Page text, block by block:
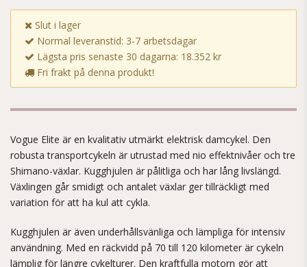
Slut i lager
Normal leveranstid: 3-7 arbetsdagar
Lägsta pris senaste 30 dagarna: 18.352 kr
Fri frakt på denna produkt!
Vogue Elite är en kvalitativ utmärkt elektrisk damcykel. Den
robusta transportcykeln är utrustad med nio effektnivåer och tre
Shimano-växlar. Kugghjulen är pålitliga och har lång livslängd.
Växlingen går smidigt och antalet växlar ger tillräckligt med
variation för att ha kul att cykla.
Kugghjulen är även underhållsvänliga och lämpliga för intensiv
användning. Med en räckvidd på 70 till 120 kilometer är cykeln
lämplig för längre cykelturer. Den kraftfulla motorn gör att